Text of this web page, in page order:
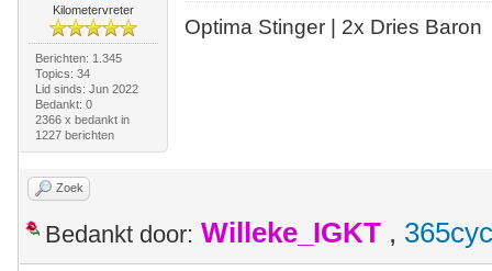
Kilometervreter
Berichten: 1.345
Topics: 34
Lid sinds: Jun 2022
Bedankt: 0
2366 x bedankt in
1227 berichten
Optima Stinger | 2x Dries Baron
Zoek
Bedankt door: Willeke_IGKT ,